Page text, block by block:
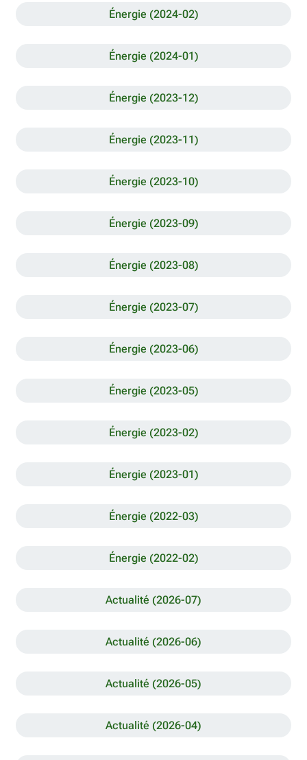
Énergie (2024-02)
Énergie (2024-01)
Énergie (2023-12)
Énergie (2023-11)
Énergie (2023-10)
Énergie (2023-09)
Énergie (2023-08)
Énergie (2023-07)
Énergie (2023-06)
Énergie (2023-05)
Énergie (2023-02)
Énergie (2023-01)
Énergie (2022-03)
Énergie (2022-02)
Actualité (2026-07)
Actualité (2026-06)
Actualité (2026-05)
Actualité (2026-04)